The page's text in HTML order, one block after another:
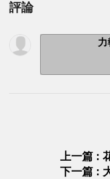
評論
力
上一篇 :
下一篇 :